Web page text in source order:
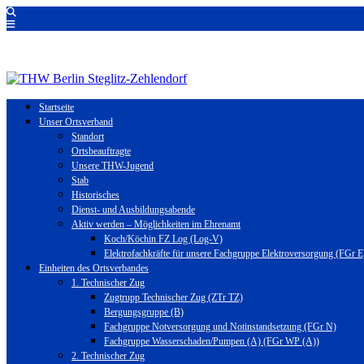
Startseite
Unser Ortsverband
Standort
Ortsbeauftragte
Unsere THW-Jugend
Stab
Historisches
Dienst- und Ausbildungsabende
Aktiv werden – Möglichkeiten im Ehrenamt
Koch/Köchin FZ Log (Log-V)
Elektrofachkräfte für unsere Fachgruppe Elektroversorgung (FGr
Einheiten des Ortsverbandes
1. Technischer Zug
Zugtrupp Technischer Zug (ZTr TZ)
Bergungsgruppe (B)
Fachgruppe Notversorgung und Notinstandsetzung (FGr N)
Fachgruppe Wasserschaden/Pumpen (A) (FGr WP (A))
2. Technischer Zug